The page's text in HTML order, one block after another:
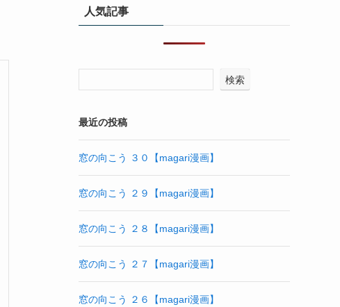
人気記事
検索
最近の投稿
窓の向こう ３０【magari漫画】
窓の向こう ２９【magari漫画】
窓の向こう ２８【magari漫画】
窓の向こう ２７【magari漫画】
窓の向こう ２６【magari漫画】